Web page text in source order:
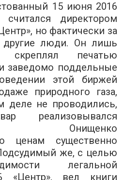
15 июня 2016
директором
но фактически за
другие люди. Он лишь
печатью
заведомо поддельные
этой биржей
природного газа,
деле не проводились,
реализовывался
Онищенко
ценам существенно
же, с целью
легальной
«Центр», вел книги